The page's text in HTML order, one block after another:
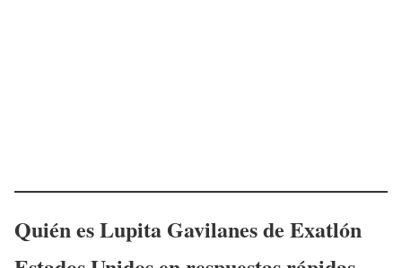
Quién esLupita Gavilanesde Exatlón